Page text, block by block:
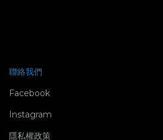
聯絡我們
Facebook
Instagram
隱私權政策